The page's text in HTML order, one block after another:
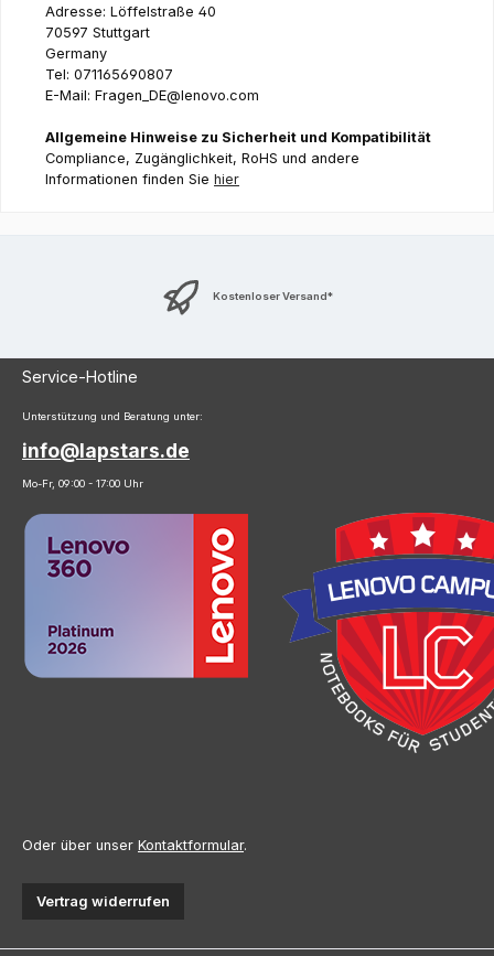
Adresse: Löffelstraße 40
70597 Stuttgart
Germany
Tel: 071165690807
E-Mail: Fragen_DE@lenovo.com
Allgemeine Hinweise zu Sicherheit und Kompatibilität
Compliance, Zugänglichkeit, RoHS und andere
Informationen finden Sie hier
Kostenloser Versand*
Service-Hotline
Unterstützung und Beratung unter:
info@lapstars.de
Mo-Fr, 09:00 - 17:00 Uhr
Oder über unser Kontaktformular.
Vertrag widerrufen